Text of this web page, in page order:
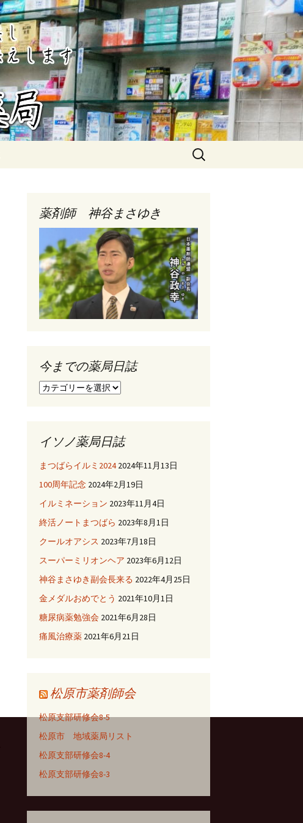
検
索:
薬剤師 神谷まさゆき
今までの薬局日誌
今
薬
局
日
イソノ薬局日誌
まつばらイルミ2024 2024年11月13日
100周年記念 2024年2月19日
イルミネーション 2023年11月4日
終活ノートまつばら 2023年8月1日
クールオアシス 2023年7月18日
スーパーミリオンヘア 2023年6月12日
神谷まさゆき副会長来る 2022年4月25日
金メダルおめでとう 2021年10月1日
糖尿病薬勉強会 2021年6月28日
痛風治療薬 2021年6月21日
松原市薬剤師会
松原支部研修会8-5
松原市 地域薬局リスト
松原支部研修会8-4
松原支部研修会8-3